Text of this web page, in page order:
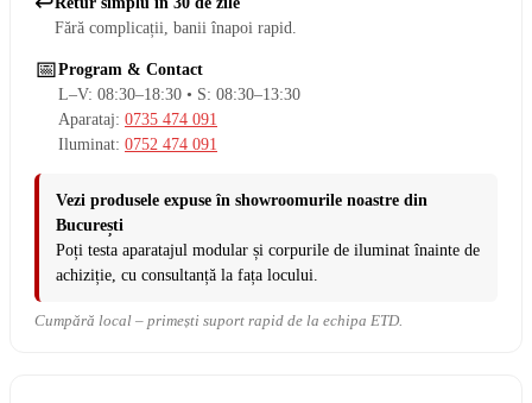
Fără complicații, banii înapoi rapid.
📅Program & Contact
L–V: 08:30–18:30 • S: 08:30–13:30
Aparataj: 0735 474 091
Iluminat: 0752 474 091
Vezi produsele expuse în showroomurile noastre din
București
Poți testa aparatajul modular și corpurile de iluminat înainte de
achiziție, cu consultanță la fața locului.
Cumpără local – primești suport rapid de la echipa ETD.